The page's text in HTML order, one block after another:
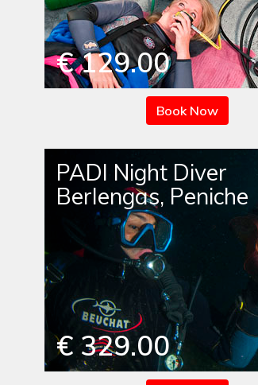
€ 129.00
Book Now
PADI Night Diver
Berlengas, Peniche
€ 329.00